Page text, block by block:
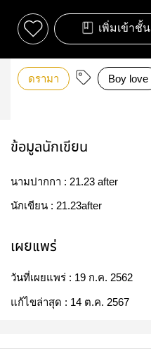
เพิ่มเข้าชั้น
ดรามา Boy love
ข้อมูลนักเขียน
นามปากกา : 21.23 after
นักเขียน : 21.23after
เผยแพร่
วันที่เผยแพร่ : 19 ก.ค. 2562
แก้ไขล่าสุด : 14 ต.ค. 2567